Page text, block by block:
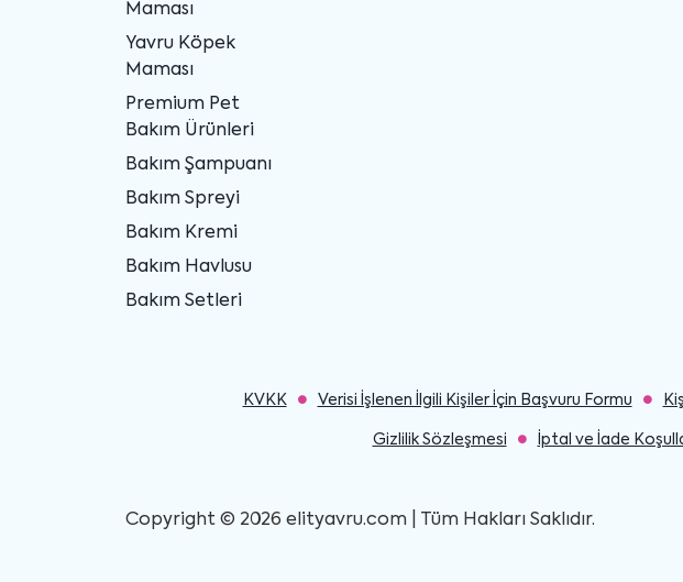
Maması
Yavru Köpek
Maması
Premium Pet
Bakım Ürünleri
Bakım Şampuanı
Bakım Spreyi
Bakım Kremi
Bakım Havlusu
Bakım Setleri
KVKK Verisi İşlenen İlgili Kişiler İçin Başvuru Formu
Gizlilik Sözleşmesi İptal ve İade
Copyright © 2026 elityavru.com | Tüm Hakları Saklıdır.